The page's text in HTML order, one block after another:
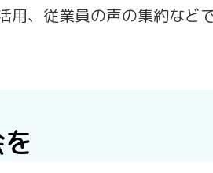
用、従業員の声の集約など